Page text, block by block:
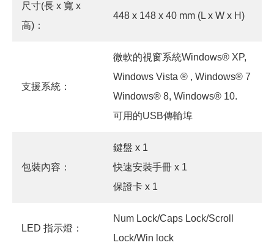
尺寸(長 x 寬 x
高)：
448 x 148 x 40 mm (L x W x H)
支援系統：
微軟的視窗系統Windows® XP,
Windows Vista ® , Windows® 7
Windows® 8, Windows® 10.
可用的USB傳輸埠
包裝內容：
鍵盤 x 1
快速安裝手冊 x 1
保證卡 x 1
LED 指示燈：
Num Lock/Caps Lock/Scroll
Lock/Win lock